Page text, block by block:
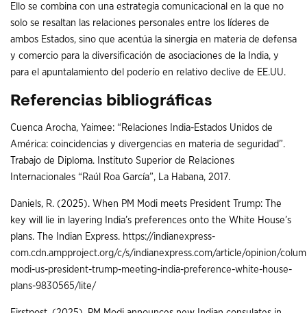
Ello se combina con una estrategia comunicacional en la que no
solo se resaltan las relaciones personales entre los líderes de
ambos Estados, sino que acentúa la sinergia en materia de defensa
y comercio para la diversificación de asociaciones de la India, y
para el apuntalamiento del poderío en relativo declive de EE.UU.
Referencias bibliográficas
Cuenca Arocha, Yaimee: “Relaciones India-Estados Unidos de
América: coincidencias y divergencias en materia de seguridad”.
Trabajo de Diploma. Instituto Superior de Relaciones
Internacionales “Raúl Roa García”, La Habana, 2017.
Daniels, R. (2025). When PM Modi meets President Trump: The
key will lie in layering India’s preferences onto the White House’s
plans. The Indian Express. https://indianexpress-
com.cdn.ampproject.org/c/s/indianexpress.com/article/opinion/
modi-us-president-trump-meeting-india-preference-white-house-
plans-9830565/lite/